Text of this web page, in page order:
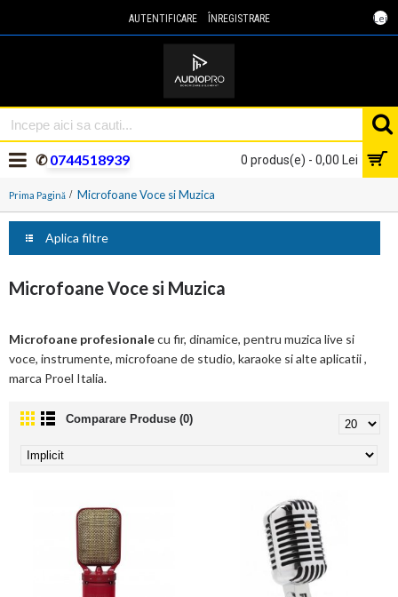
Lei
AUTENTIFICARE ÎNREGISTRARE
0 produs(e) - 0,00 Lei
✆0744518939
Prima Pagină Microfoane Voce si Muzica
Aplica filtre
Microfoane Voce si Muzica
Microfoane profesionalecu fir, dinamice, pentru muzica live si
voce, instrumente, microfoane de studio, karaoke si alte aplicatii ,
marca Proel Italia.
Comparare Produse (0)